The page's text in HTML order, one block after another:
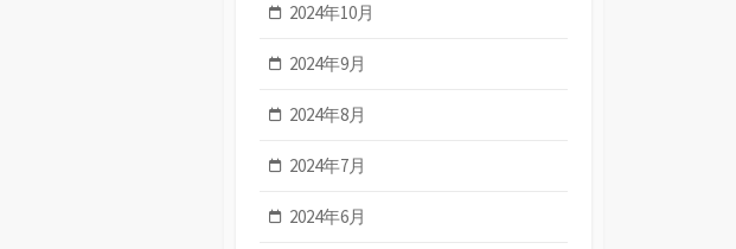
2024年10月
2024年9月
2024年8月
2024年7月
2024年6月